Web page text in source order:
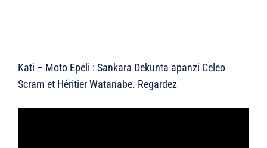
Kati – Moto Epeli : Sankara Dekunta apanzi Celeo
Scram et Héritier Watanabe. Regardez